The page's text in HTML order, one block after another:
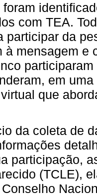
com TEA.
participar da
à mensagem e
em
que
da coleta de
participação,
(TCLE),